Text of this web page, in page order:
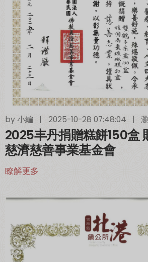
by小編 | 2025-10-28 07:48:04 |
2025丰丹捐贈糕餅150盒
慈濟慈善事業基金會
瞭解更多